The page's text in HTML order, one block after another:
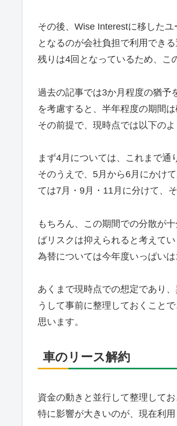
その後、Wise Interestに移した
となるのが会社負担で利用できる
残りは4回となっているため、こ
過去の記事では3か月程度の猶予
を考慮すると、半年程度の期間
その前提で、現時点では以下の
まず4月については、これまで通
そのうえで、5月から6月にかけ
ては7月・9月・11月に分けて、
もちろん、この期間での分散が
ばリスクは抑えられると考えてい
為替については今年度いっぱい
あくまで現時点での想定であり
うして事前に整理しておくこと
思います。
車のリース解約
資金の動きと並行して整理して
特に影響が大きいのが、現在利